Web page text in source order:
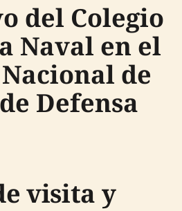
del Colegio
Naval en el
de
Defensa
visita y